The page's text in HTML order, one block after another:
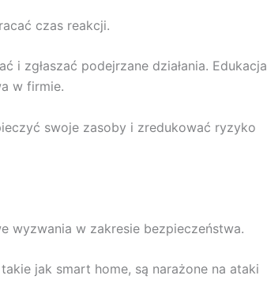
czas reakcji.
zgłaszać podejrzane działania. Edukacja
w firmie.
swoje zasoby i zredukować ryzyko
wyzwania w zakresie bezpieczeństwa.
jak smart home, są narażone na ataki